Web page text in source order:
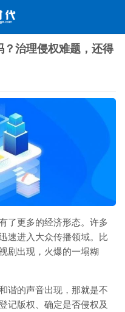
治理侵权难题，还得
了更多的经济形态。许多
速进入大众传播领域。比
剧出现，火爆的一塌糊
谐的声音出现，那就是不
记版权、确定是否侵权及